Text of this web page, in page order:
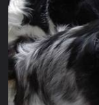
2019 XenForo Ltd. Le
ThemeHouse .